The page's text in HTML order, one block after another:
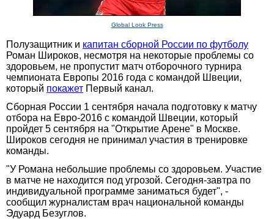
Global Look Press
Полузащитник и капитан сборной России по футболу
Роман Широков, несмотря на некоторые проблемы со
здоровьем, не пропустит матч отборочного турнира
чемпионата Европы 2016 года с командой Швеции,
который покажет Первый канал.
Сборная России 1 сентября начала подготовку к матчу
отбора на Евро-2016 с командой Швеции, который
пройдет 5 сентября на "Открытие Арене" в Москве.
Широков сегодня не принимал участия в тренировке
команды.
"У Романа небольшие проблемы со здоровьем. Участие
в матче не находится под угрозой. Сегодня-завтра по
индивидуальной программе заниматься будет", -
сообщил журналистам врач национальной команды
Эдуард Безуглов.